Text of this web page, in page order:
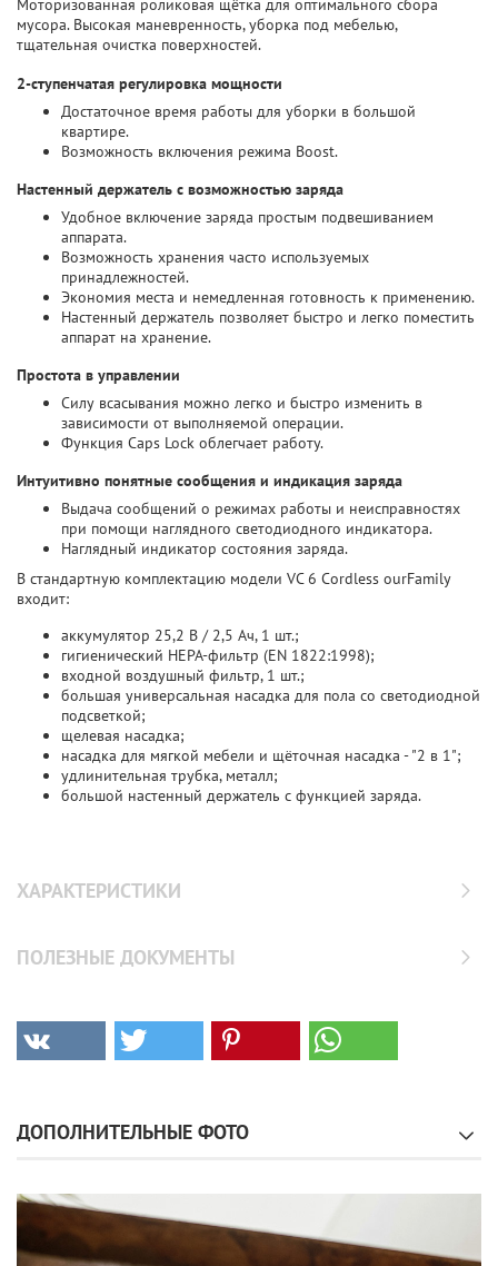
Моторизованная роликовая щётка для оптимального сбора
мусора. Высокая маневренность, уборка под мебелью,
тщательная очистка поверхностей.
2-ступенчатая регулировка мощности
Достаточное время работы для уборки в большой
квартире.
Возможность включения режима Boost.
Настенный держатель с возможностью заряда
Удобное включение заряда простым подвешиванием
аппарата.
Возможность хранения часто используемых
принадлежностей.
Экономия места и немедленная готовность к применению.
Настенный держатель позволяет быстро и легко поместить
аппарат на хранение.
Простота в управлении
Силу всасывания можно легко и быстро изменить в
зависимости от выполняемой операции.
Функция Caps Lock облегчает работу.
Интуитивно понятные сообщения и индикация заряда
Выдача сообщений о режимах работы и неисправностях
при помощи наглядного светодиодного индикатора.
Наглядный индикатор состояния заряда.
В стандартную комплектацию модели VC 6 Cordless ourFamily
входит:
аккумулятор 25,2 В / 2,5 Ач, 1 шт.;
гигиенический HEPA-фильтр (EN 1822:1998);
входной воздушный фильтр, 1 шт.;
большая универсальная насадка для пола со светодиодной
подсветкой;
щелевая насадка;
насадка для мягкой мебели и щёточная насадка - "2 в 1";
удлинительная трубка, металл;
большой настенный держатель с функцией заряда.
ХАРАКТЕРИСТИКИ
ПОЛЕЗНЫЕ ДОКУМЕНТЫ
ДОПОЛНИТЕЛЬНЫЕ ФОТО